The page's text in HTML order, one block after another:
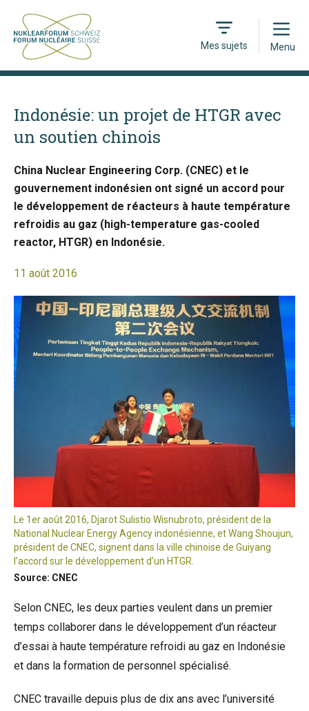
Mes sujets
Open
Menu
Indonésie: un projet de HTGR avec
un soutien chinois
China Nuclear Engineering Corp. (CNEC) et le
gouvernement indonésien ont signé un accord pour
le développement de réacteurs à haute température
refroidis au gaz (high-temperature gas-cooled
reactor, HTGR) en Indonésie.
11 août 2016
Le 1er août 2016, Djarot Sulistio Wisnubroto, président de la
National Nuclear Energy Agency indonésienne, et Wang Shoujun,
président de CNEC, signent dans la ville chinoise de Guiyang
l’accord sur le développement d’un HTGR.
Source: CNEC
Selon CNEC, les deux parties veulent dans un premier
temps collaborer dans le développement d’un réacteur
d’essai à haute température refroidi au gaz en Indonésie
et dans la formation de personnel spécialisé.
CNEC travaille depuis plus de dix ans avec l’université